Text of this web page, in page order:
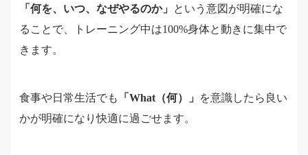
「何を、いつ、なぜやるのか」
という意図が明確にな
ることで、トレーニング中は100%身体と動きに集中で
きます。
食事や日常生活でも 「What（何）」
を意識したら良い
かが明確になり快適に過ごせます。